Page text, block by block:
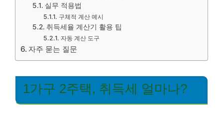
실무 적용법
구체적 계산 예시
취득세율 계산기 활용 팁
자동 계산 도구
자주 묻는 질문
1가구 2주택, 취득세 얼마나?